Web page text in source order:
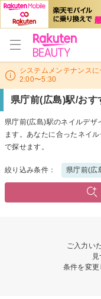
システムメンテナンス
2:00〜5:30
県庁前(広島)駅/お
県庁前(広島)駅のネイルデ
ます。あなたに合ったネイ
で探せます。
絞り込み条件： 県庁前(広
ご入力い
条件を変更